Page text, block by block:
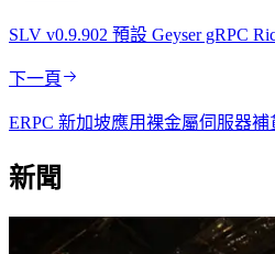
SLV v0.9.902 預設 Geyser gRPC
下一頁
ERPC 新加坡應用裸金屬伺服器
新聞